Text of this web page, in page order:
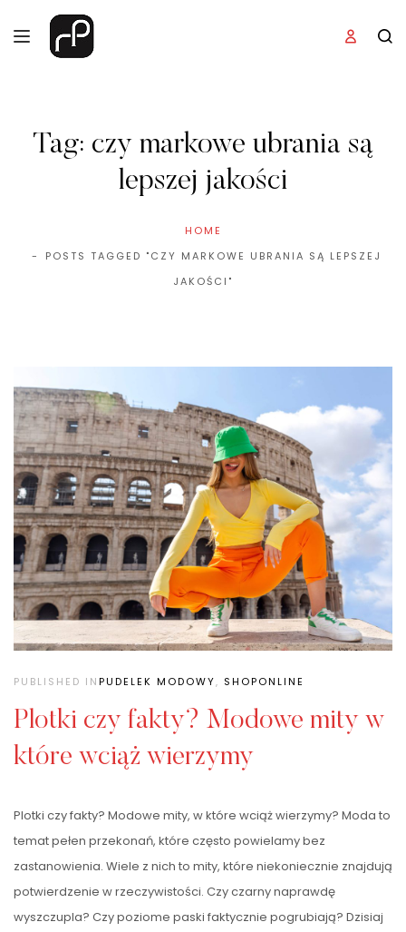
Tag: czy markowe ubrania są
lepszej jakości
HOME
POSTS TAGGED "CZY MARKOWE UBRANIA SĄ LEPSZEJ
JAKOŚCI"
PUBLISHED INPUDELEK MODOWY, SHOPONLINE
Plotki czy fakty? Modowe mity w
które wciąż wierzymy
Plotki czy fakty? Modowe mity, w które wciąż wierzymy? Moda to
temat pełen przekonań, które często powielamy bez
zastanowienia. Wiele z nich to mity, które niekoniecznie znajdują
potwierdzenie w rzeczywistości. Czy czarny naprawdę
wyszczupla? Czy poziome paski faktycznie pogrubiają? Dzisiaj